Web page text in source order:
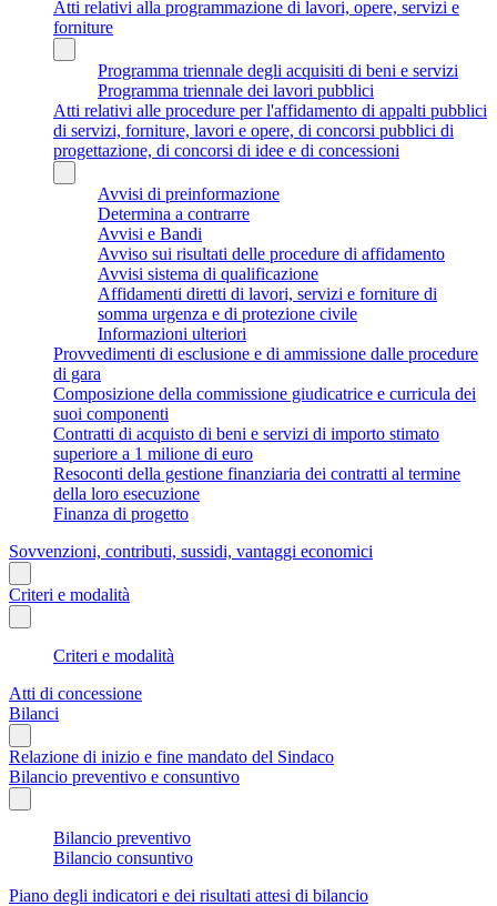
Atti relativi alla programmazione di lavori, opere, servizi e
forniture
Programma triennale degli acquisiti di beni e servizi
Programma triennale dei lavori pubblici
Atti relativi alle procedure per l'affidamento di appalti pubblici
di servizi, forniture, lavori e opere, di concorsi pubblici di
progettazione, di concorsi di idee e di concessioni
Avvisi di preinformazione
Determina a contrarre
Avvisi e Bandi
Avviso sui risultati delle procedure di affidamento
Avvisi sistema di qualificazione
Affidamenti diretti di lavori, servizi e forniture di
somma urgenza e di protezione civile
Informazioni ulteriori
Provvedimenti di esclusione e di ammissione dalle procedure
di gara
Composizione della commissione giudicatrice e curricula dei
suoi componenti
Contratti di acquisto di beni e servizi di importo stimato
superiore a 1 milione di euro
Resoconti della gestione finanziaria dei contratti al termine
della loro esecuzione
Finanza di progetto
Sovvenzioni, contributi, sussidi, vantaggi economici
Criteri e modalità
Criteri e modalità
Atti di concessione
Bilanci
Relazione di inizio e fine mandato del Sindaco
Bilancio preventivo e consuntivo
Bilancio preventivo
Bilancio consuntivo
Piano degli indicatori e dei risultati attesi di bilancio